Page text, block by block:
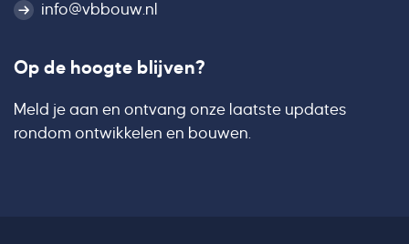
info@vbbouw.nl
Op de hoogte blijven?
Meld je aan en ontvang onze laatste updates
rondom ontwikkelen en bouwen.